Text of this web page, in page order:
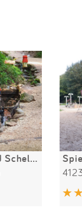
Erlebnispfad Schelmenklinge Lorch